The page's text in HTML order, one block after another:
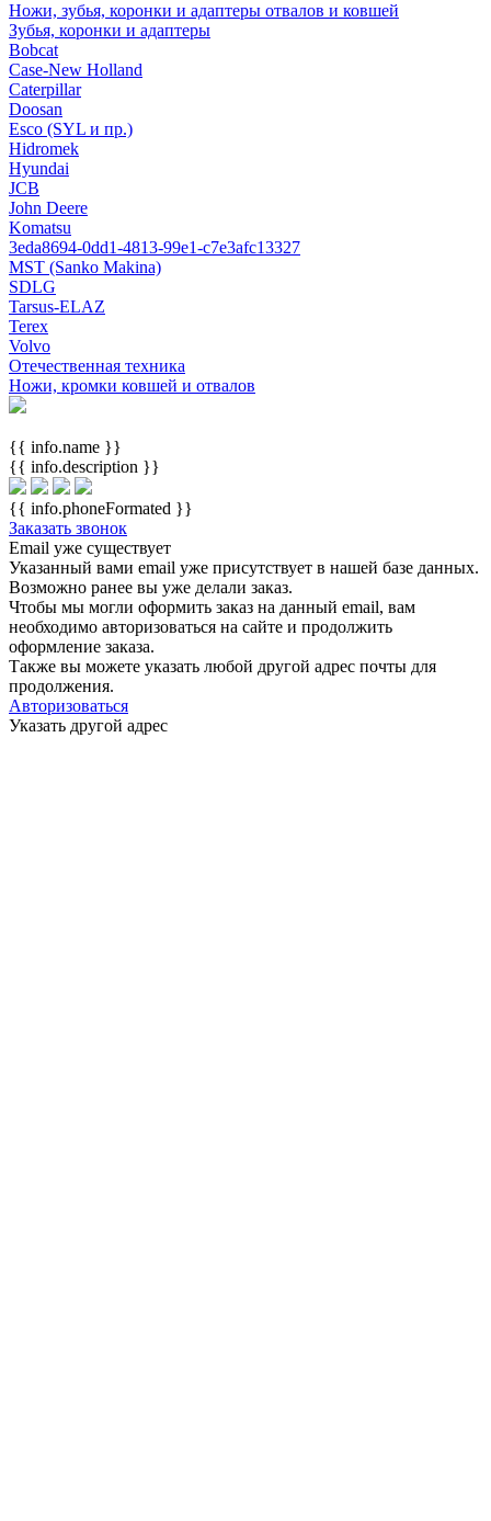
Ножи, зубья, коронки и адаптеры отвалов и ковшей
Зубья, коронки и адаптеры
Bobcat
Case-New Holland
Caterpillar
Doosan
Esco (SYL и пр.)
Hidromek
Hyundai
JCB
John Deere
Komatsu
3eda8694-0dd1-4813-99e1-c7e3afc13327
MST (Sanko Makina)
SDLG
Tarsus-ELAZ
Terex
Volvo
Отечественная техника
Ножи, кромки ковшей и отвалов
{{ info.name }}
{{ info.description }}
{{ info.phoneFormated }}
Заказать звонок
Email уже существует
Указанный вами email уже присутствует в нашей базе данных.
Возможно ранее вы уже делали заказ.
Чтобы мы могли оформить заказ на данный email, вам
необходимо авторизоваться на сайте и продолжить
оформление заказа.
Также вы можете указать любой другой адрес почты для
продолжения.
Авторизоваться
Указать другой адрес